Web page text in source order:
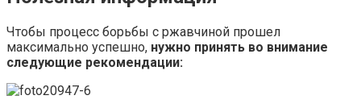
Чтобы процесс борьбы с ржавчиной прошел
максимально успешно, нужно принять во внимание
следующие рекомендации: